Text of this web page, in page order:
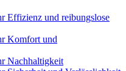
Effizienz und reibungslose
Komfort und
Nachhaltigkeit